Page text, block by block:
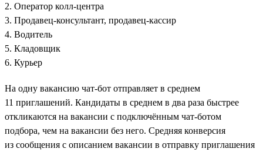
2. Оператор колл-центра
3. Продавец-консультант, продавец-кассир
4. Водитель
5. Кладовщик
6. Курьер
На одну вакансию чат-бот отправляет в среднем
11 приглашений. Кандидаты в среднем в два раза быстрее
откликаются на вакансии с подключённым чат-ботом
подбора, чем на вакансии без него. Средняя конверсия
из сообщения с описанием вакансии в отправку приглашения